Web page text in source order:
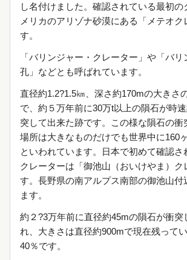
し名付けました。確認されている最初の
メリカのアリゾナ砂漠にある「メテオク
す。
「バリンジャー・クレーター」や「バ
孔」などとも呼ばれています。
直径約1.2?1.5㎞、深さ約170mの大きさ
で、約５万年前に30万t以上の隕石が時
突して出来た跡です。この様な隕石の衝
場所は大きなものだけでも世界中に160
といわれています。日本で初めて確認さ
クレーターは「御池山（おいけやま）ク
す。長野県の南アルプス南部の御池山付
ます。
約２?3万年前に直径約45mの隕石が衝突
れ、大きさは直径約900mで現在残って
40％です。